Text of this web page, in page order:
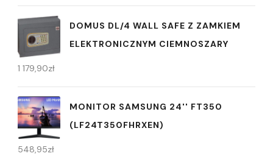
DOMUS DL/4 WALL SAFE Z ZAMKIEM
ELEKTRONICZNYM CIEMNOSZARY
1 179,90zł
MONITOR SAMSUNG 24'' FT350
(LF24T350FHRXEN)
548,95zł